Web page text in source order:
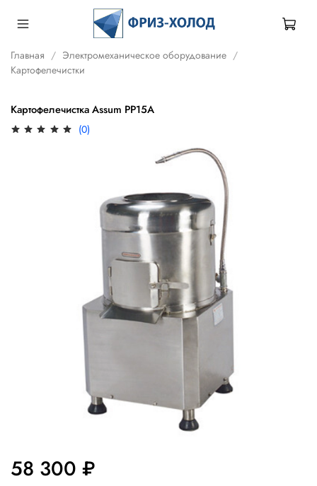
Главная
Электромеханическое оборудование
Картофелечистки
Картофелечистка Assum РР15A
(0)
58 300 ₽